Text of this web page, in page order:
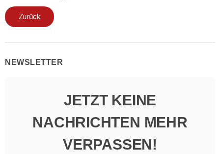
Zurück
NEWSLETTER
JETZT KEINE
NACHRICHTEN MEHR
VERPASSEN!